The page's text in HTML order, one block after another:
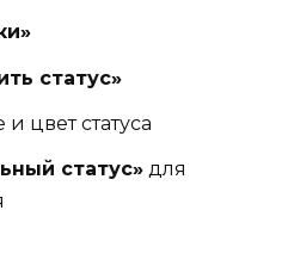
статус»
цвет статуса
статус» для